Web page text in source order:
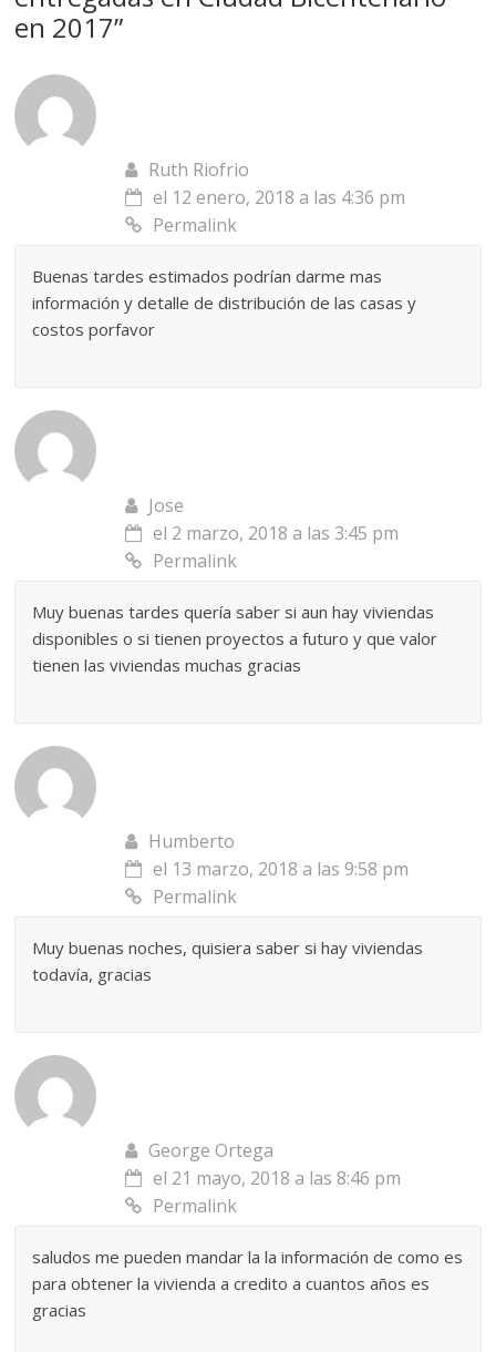
en 2017”
Ruth Riofrio
el 12 enero, 2018 a las 4:36 pm
Permalink
Buenas tardes estimados podrían darme mas
información y detalle de distribución de las casas y
costos porfavor
Jose
el 2 marzo, 2018 a las 3:45 pm
Permalink
Muy buenas tardes quería saber si aun hay viviendas
disponibles o si tienen proyectos a futuro y que valor
tienen las viviendas muchas gracias
Humberto
el 13 marzo, 2018 a las 9:58 pm
Permalink
Muy buenas noches, quisiera saber si hay viviendas
todavía, gracias
George Ortega
el 21 mayo, 2018 a las 8:46 pm
Permalink
saludos me pueden mandar la la información de como es
para obtener la vivienda a credito a cuantos años es
gracias